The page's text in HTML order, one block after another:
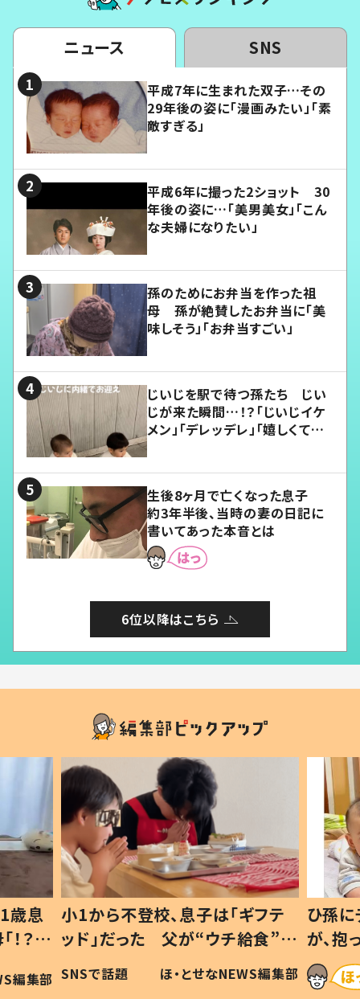
ニュース SNS
平成7年に生まれた双子…その
29年後の姿に「漫画みたい」「素
敵すぎる」
平成6年に撮った2ショット 30
年後の姿に…「美男美女」「こん
な夫婦になりたい」
孫のためにお弁当を作った祖
母 孫が絶賛したお弁当に「美
味しそう」「お弁当すごい」
じいじを駅で待つ孫たち じい
じが来た瞬間…！？「じいじイケ
メン」「デレッデレ」「嬉しくて可
生後8ヶ月で亡くなった息子
約3年半後、当時の妻の日記に
書いてあった本音とは
6位以降はこちら
歳息
？」
編集部
小1から不登校、息子は「ギフテ
ッド」だった 父が“ウチ給食”を
作り続ける理由とは #令和の親
#令和の子
SNSで話題 ほ・とせなNEWS編集部
ひ孫
が、
「涙が
い」